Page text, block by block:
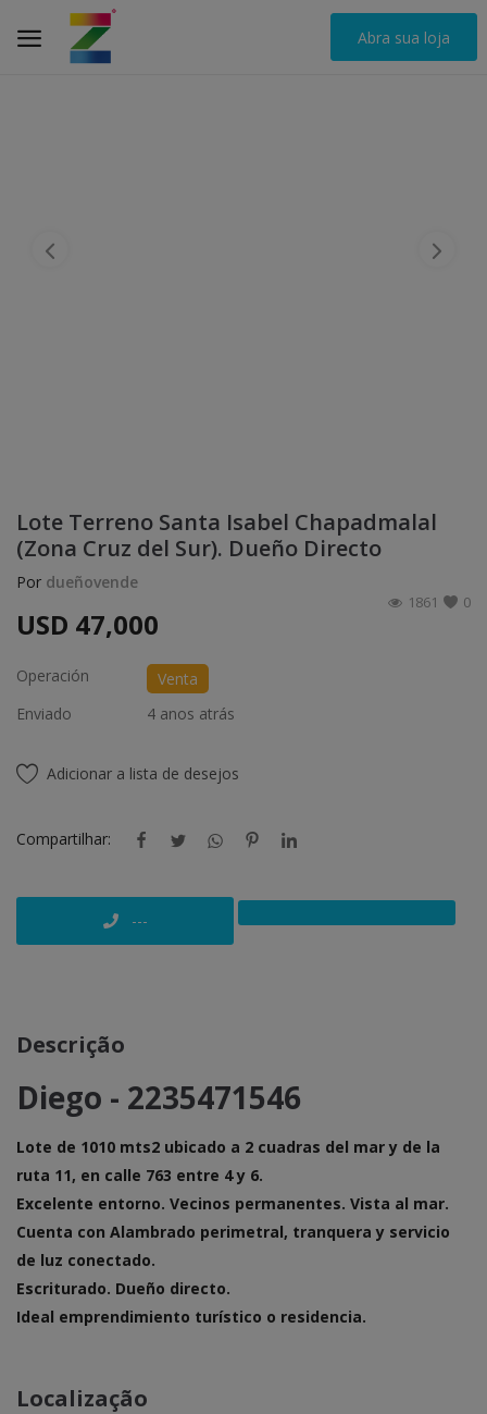
Abra sua loja
Casas
Departamentos
Cocheras
Terrenos
Campos
Oficinas
Quintas - Casas Quinta
Lote Terreno Santa Isabel Chapadmalal
(Zona Cruz del Sur). Dueño Directo
Por dueñovende
0
1861
USD 47,000
Operación
Venta
Enviado
4 anos atrás
Adicionar a lista de desejos
Compartilhar:
---
Descrição
Diego - 2235471546
Lote de 1010 mts2 ubicado a 2 cuadras del mar y de la
ruta 11, en calle 763 entre 4 y 6.
Excelente entorno. Vecinos permanentes. Vista al mar.
Cuenta con Alambrado perimetral, tranquera y servicio
de luz conectado.
Escriturado. Dueño directo.
Ideal emprendimiento turístico o residencia.
Localização